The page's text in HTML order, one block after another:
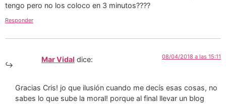
tengo pero no los coloco en 3 minutos????
Responder
Mar Vidal dice: 08/04/2018 a las 15:11
Gracias Cris! jo que ilusión cuando me decís esas cosas, no
sabes lo que sube la moral! porque al final llevar un blog